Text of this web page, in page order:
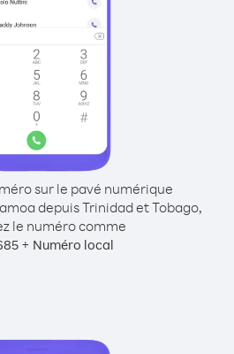
sur le pavé numérique
depuis Trinidad et Tobago,
le numéro comme
+ Numéro local